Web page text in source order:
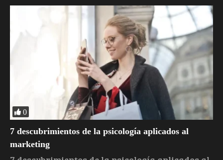
0
7 descubrimientos de la psicología aplicados al
marketing